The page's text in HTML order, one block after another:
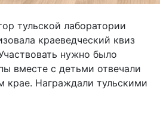
тульской лаборатории
краеведческий квиз
нужно было
вместе с детьми отвечали
крае. Награждали тульскими